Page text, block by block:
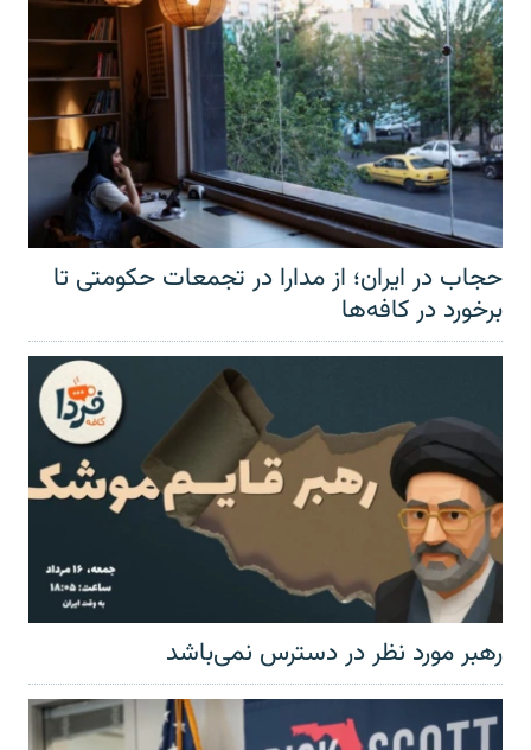
حجاب در ایران؛ از مدارا در تجمعات حکومتی تا
برخورد در کافه‌ها
رهبر مورد نظر در دسترس نمی‌باشد